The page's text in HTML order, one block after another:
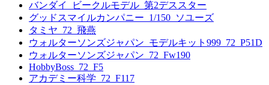
バンダイ_ビークルモデル_第2デススター
グッドスマイルカンパニー_1/150_ソユーズ
タミヤ_72_飛燕
ウォルターソンズジャパン_モデルキット999_72_P51D
ウォルターソンズジャパン_72_Fw190
HobbyBoss_72_F5
アカデミー科学_72_F117